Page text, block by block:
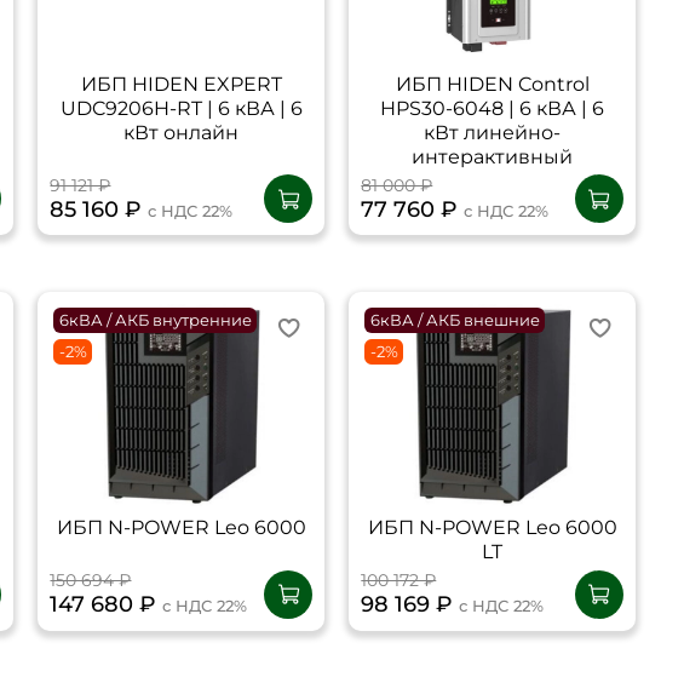
ИБП HIDEN EXPERT
UDC9206H-RT | 6 кВА | 6
кВт онлайн
91 121 ₽
85 160 ₽с НДС 22%
ИБП HIDEN Control
HPS30-6048 | 6 кВА | 6
кВт линейно-
интерактивный
81 000 ₽
77 760 ₽с НДС 22%
6кВА / АКБ внутренние
-2%
ИБП N-POWER Leo 6000
150 694 ₽
147 680 ₽с НДС 22%
6кВА / АКБ внешние
-2%
ИБП N-POWER Leo 6000
LT
100 172 ₽
98 169 ₽с НДС 22%